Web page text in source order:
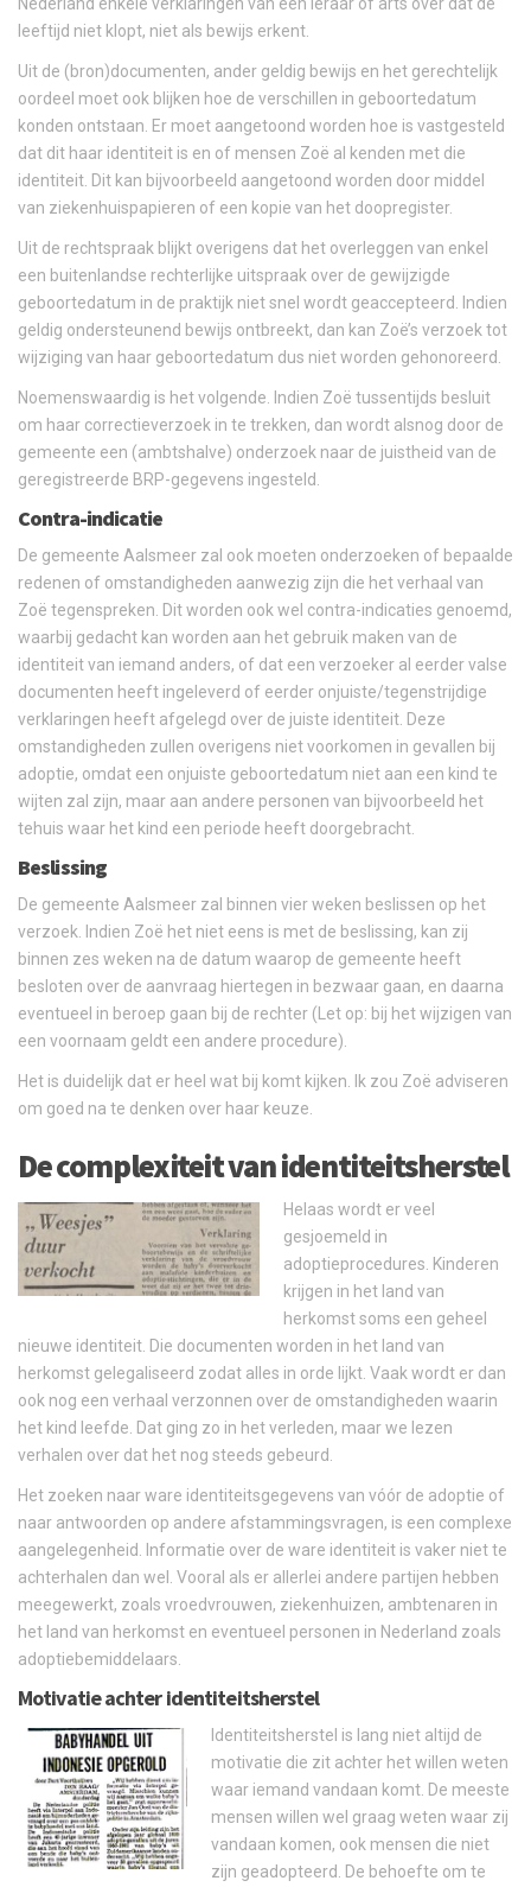
leeftijd niet klopt, niet als bewijs erkent.
Uit de (bron)documenten, ander geldig bewijs en het gerechtelijk
oordeel moet ook blijken hoe de verschillen in geboortedatum
konden ontstaan. Er moet aangetoond worden hoe is vastgesteld
dat dit haar identiteit is en of mensen Zoë al kenden met die
identiteit. Dit kan bijvoorbeeld aangetoond worden door middel
van ziekenhuispapieren of een kopie van het doopregister.
Uit de rechtspraak blijkt overigens dat het overleggen van enkel
een buitenlandse rechterlijke uitspraak over de gewijzigde
geboortedatum in de praktijk niet snel wordt geaccepteerd. Indien
geldig ondersteunend bewijs ontbreekt, dan kan Zoë’s verzoek tot
wijziging van haar geboortedatum dus niet worden gehonoreerd.
Noemenswaardig is het volgende. Indien Zoë tussentijds besluit
om haar correctieverzoek in te trekken, dan wordt alsnog door de
gemeente een (ambtshalve) onderzoek naar de juistheid van de
geregistreerde BRP-gegevens ingesteld.
Contra-indicatie
De gemeente Aalsmeer zal ook moeten onderzoeken of bepaalde
redenen of omstandigheden aanwezig zijn die het verhaal van
Zoë tegenspreken. Dit worden ook wel contra-indicaties genoemd,
waarbij gedacht kan worden aan het gebruik maken van de
identiteit van iemand anders, of dat een verzoeker al eerder valse
documenten heeft ingeleverd of eerder onjuiste/tegenstrijdige
verklaringen heeft afgelegd over de juiste identiteit. Deze
omstandigheden zullen overigens niet voorkomen in gevallen bij
adoptie, omdat een onjuiste geboortedatum niet aan een kind te
wijten zal zijn, maar aan andere personen van bijvoorbeeld het
tehuis waar het kind een periode heeft doorgebracht.
Beslissing
De gemeente Aalsmeer zal binnen vier weken beslissen op het
verzoek. Indien Zoë het niet eens is met de beslissing, kan zij
binnen zes weken na de datum waarop de gemeente heeft
besloten over de aanvraag hiertegen in bezwaar gaan, en daarna
eventueel in beroep gaan bij de rechter (Let op: bij het wijzigen van
een voornaam geldt een andere procedure).
Het is duidelijk dat er heel wat bij komt kijken. Ik zou Zoë adviseren
om goed na te denken over haar keuze.
De complexiteit van identiteitsherstel
Helaas wordt er veel
gesjoemeld in
adoptieprocedures. Kinderen
krijgen in het land van
herkomst soms een geheel
nieuwe identiteit. Die documenten worden in het land van
herkomst gelegaliseerd zodat alles in orde lijkt. Vaak wordt er dan
ook nog een verhaal verzonnen over de omstandigheden waarin
het kind leefde. Dat ging zo in het verleden, maar we lezen
verhalen over dat het nog steeds gebeurd.
Het zoeken naar ware identiteitsgegevens van vóór de adoptie of
naar antwoorden op andere afstammingsvragen, is een complexe
aangelegenheid. Informatie over de ware identiteit is vaker niet te
achterhalen dan wel. Vooral als er allerlei andere partijen hebben
meegewerkt, zoals vroedvrouwen, ziekenhuizen, ambtenaren in
het land van herkomst en eventueel personen in Nederland zoals
adoptiebemiddelaars.
Motivatie achter identiteitsherstel
Identiteitsherstel is lang niet altijd de
motivatie die zit achter het willen weten
waar iemand vandaan komt. De meeste
mensen willen wel graag weten waar zij
vandaan komen, ook mensen die niet
zijn geadopteerd. De behoefte om te